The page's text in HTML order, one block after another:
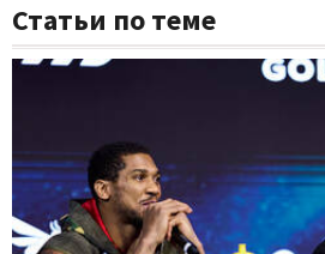
Статьи по теме